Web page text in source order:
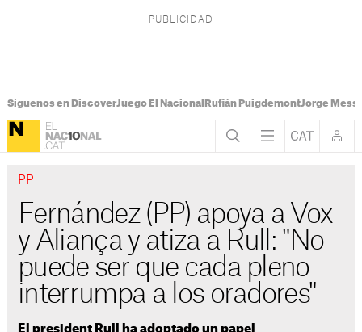
Síguenos en DiscoverJuego El Nacional Rufián PuigdemontJorge Messi
PP
Fernández (PP) apoya a Vox
y Aliança y atiza a Rull: "No
puede ser que cada pleno
interrumpa a los oradores"
El president Rull ha adoptado un papel